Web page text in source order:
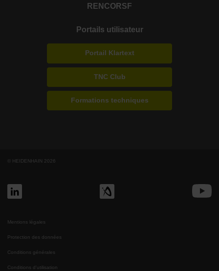
RENCORSF
Portails utilisateur
Portail Klartext
TNC Club
Formations techniques
© HEIDENHAIN 2026
Mentions légales
Protection des données
Conditions générales
Conditions d'utilisation